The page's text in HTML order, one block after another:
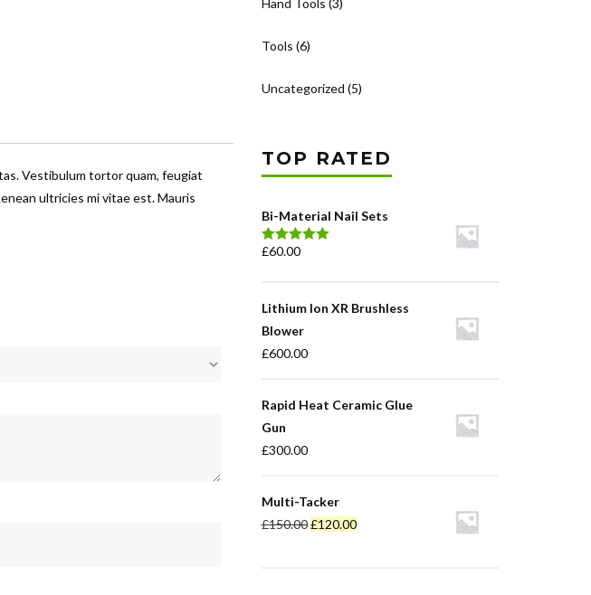
Vestibulum tortor quam, feugiat
ultricies mi vitae est. Mauris
Hand Tools (3)
Tools (6)
Uncategorized (5)
TOP RATED
Bi-Material Nail Sets
Waardering
£60.00
Lithium Ion XR Brushless
Blower
£600.00
Rapid Heat Ceramic Glue
Gun
£300.00
Multi-Tacker
£150.00 £120.00